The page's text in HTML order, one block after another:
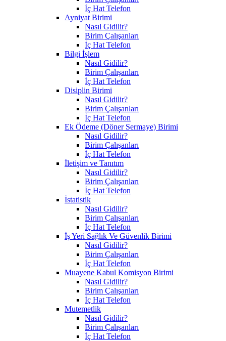
İç Hat Telefon
Ayniyat Birimi
Nasıl Gidilir?
Birim Çalışanları
İç Hat Telefon
Bilgi İşlem
Nasıl Gidilir?
Birim Çalışanları
İç Hat Telefon
Disiplin Birimi
Nasıl Gidilir?
Birim Çalışanları
İç Hat Telefon
Ek Ödeme (Döner Sermaye) Birimi
Nasıl Gidilir?
Birim Çalışanları
İç Hat Telefon
İletişim ve Tanıtım
Nasıl Gidilir?
Birim Çalışanları
İç Hat Telefon
İstatistik
Nasıl Gidilir?
Birim Çalışanları
İç Hat Telefon
İş Yeri Sağlık Ve Güvenlik Birimi
Nasıl Gidilir?
Birim Çalışanları
İç Hat Telefon
Muayene Kabul Komisyon Birimi
Nasıl Gidilir?
Birim Çalışanları
İç Hat Telefon
Mutemetlik
Nasıl Gidilir?
Birim Çalışanları
İç Hat Telefon